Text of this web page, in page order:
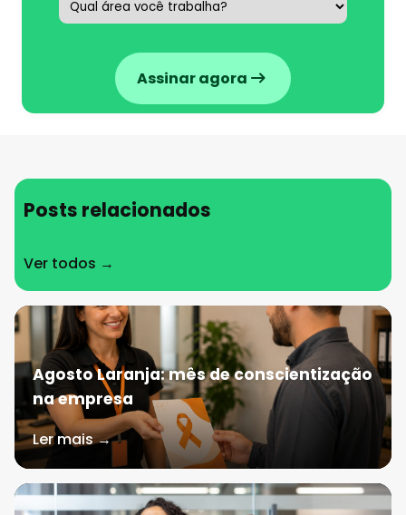
Assinar agora
Posts relacionados
Ver todos →
Agosto Laranja: mês de conscientização
na empresa
Ler mais →